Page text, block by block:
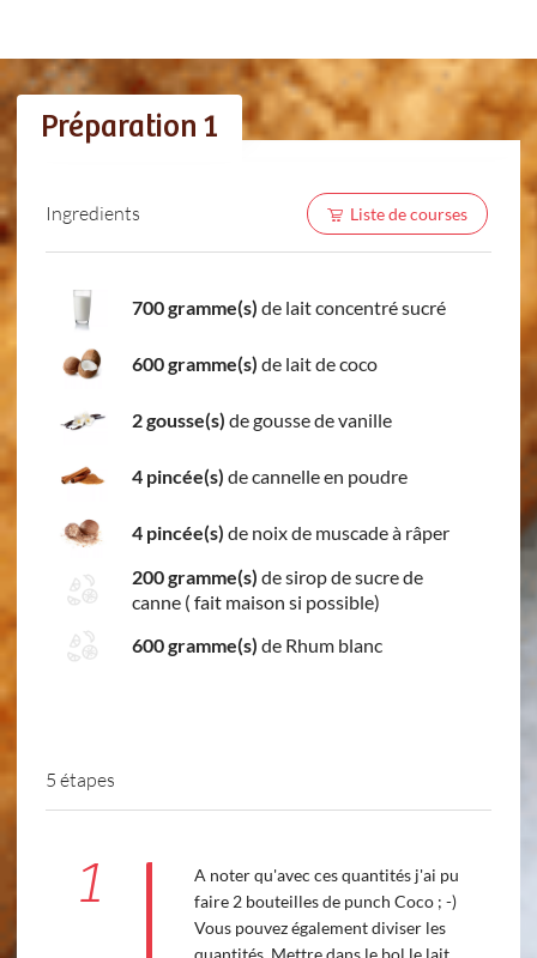
Préparation 1
Ingredients Liste de courses
700 gramme(s) de lait concentré sucré
600 gramme(s) de lait de coco
2 gousse(s) de gousse de vanille
4 pincée(s) de cannelle en poudre
4 pincée(s) de noix de muscade à râper
200 gramme(s) de sirop de sucre de
canne ( fait maison si possible)
600 gramme(s) de Rhum blanc
5 étapes
1
A noter qu'avec ces quantités j'ai pu
faire 2 bouteilles de punch Coco ; -)
Vous pouvez également diviser les
quantités. Mettre dans le bol le lait